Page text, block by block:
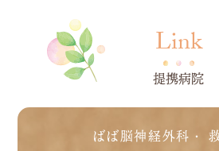
Link
提携病院
ばば脳神経外科・